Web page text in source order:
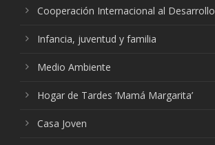
Cooperación Internacional al Desarrollo
Infancia, juventud y familia
Medio Ambiente
Hogar de Tardes ‘Mamá Margarita’
Casa Joven